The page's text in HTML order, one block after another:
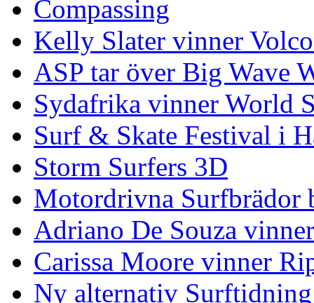
Compassing
Kelly Slater vinner
ASP tar över Big Wave
Sydafrika vinner World
Surf & Skate Festival i
Storm Surfers 3D
Motordrivna Surfbrädor
Adriano De Souza
Carissa Moore vinner
Ny alternativ Surftidning